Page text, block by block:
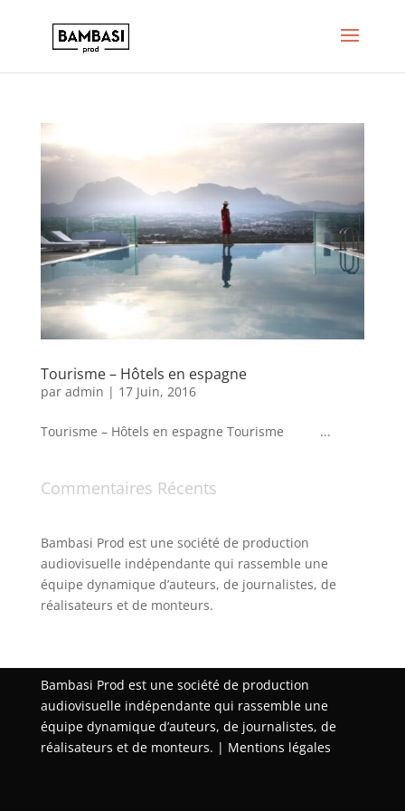
Tourisme – Hôtels en espagne
par admin | 17 Juin, 2016
Tourisme – Hôtels en espagne Tourisme ...
Commentaires Récents
Bambasi Prod est une société de production
audiovisuelle indépendante qui rassemble une
équipe dynamique d’auteurs, de journalistes, de
réalisateurs et de monteurs.
Bambasi Prod est une société de production
audiovisuelle indépendante qui rassemble une
équipe dynamique d’auteurs, de journalistes, de
réalisateurs et de monteurs. | Mentions légales